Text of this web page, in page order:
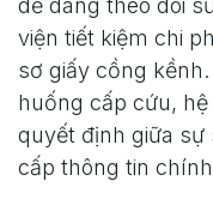
viện tiết kiệm chi
sơ giấy cồng
huống cấp cứu,
quyết định giữa sự
cấp thông tin